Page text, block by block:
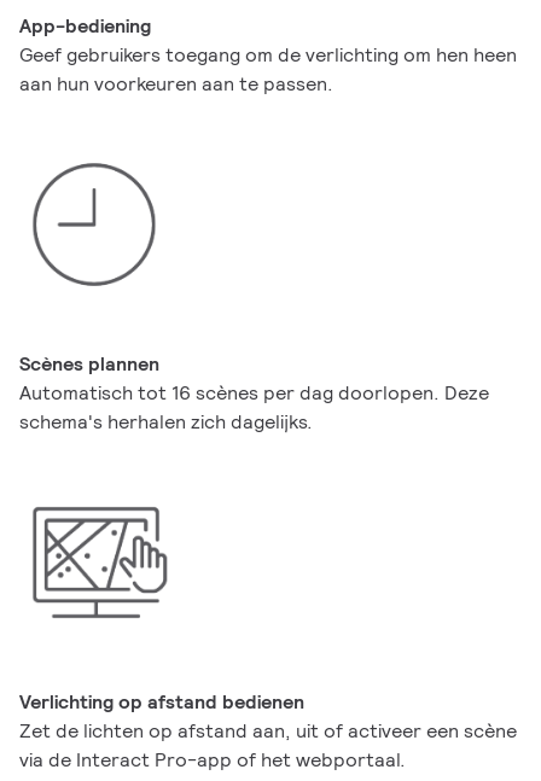
App-bediening
Geef gebruikers toegang om de verlichting om hen heen
aan hun voorkeuren aan te passen.
Scènes plannen
Automatisch tot 16 scènes per dag doorlopen. Deze
schema's herhalen zich dagelijks.
Verlichting op afstand bedienen
Zet de lichten op afstand aan, uit of activeer een scène
via de Interact Pro-app of het webportaal.